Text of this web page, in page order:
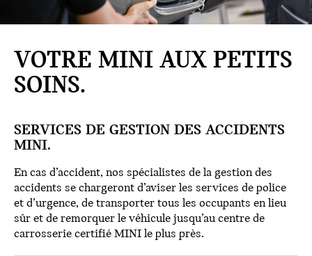
VOTRE MINI AUX PETITS
SOINS.
SERVICES DE GESTION DES ACCIDENTS
MINI.
En cas d’accident, nos spécialistes de la gestion des
accidents se chargeront d’aviser les services de police
et d’urgence, de transporter tous les occupants en lieu
sûr et de remorquer le véhicule jusqu’au centre de
carrosserie certifié MINI le plus près.